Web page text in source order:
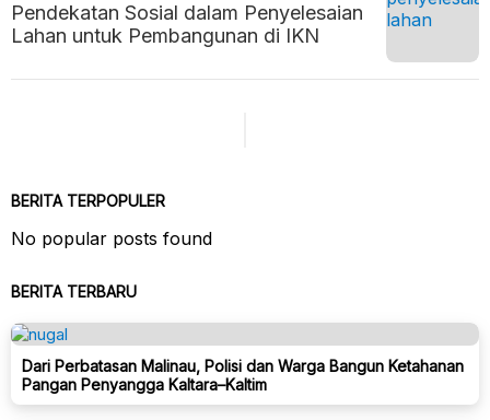
Pendekatan Sosial dalam Penyelesaian
Lahan untuk Pembangunan di IKN
BERITA TERPOPULER
No popular posts found
BERITA TERBARU
Dari Perbatasan Malinau, Polisi dan Warga Bangun Ketahanan
Pangan Penyangga Kaltara–Kaltim